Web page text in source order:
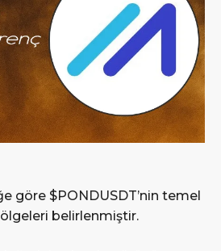
göre $PONDUSDT’nin temel
belirlenmiştir.